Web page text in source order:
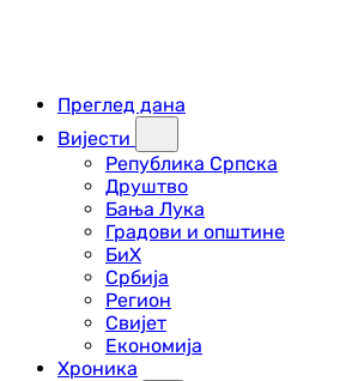
Преглед дана
Вијести
Република Српска
Друштво
Бања Лука
Градови и општине
БиХ
Србија
Регион
Свијет
Економија
Хроника